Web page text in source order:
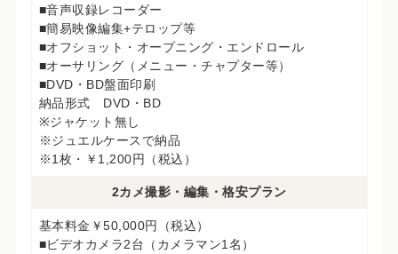
■音声収録レコーダー
■簡易映像編集+テロップ等
■オフショット・オープニング・エンドロール
■オーサリング（メニュー・チャプター等）
■DVD・BD盤面印刷
納品形式 DVD・BD
※ジャケット無し
※ジュエルケースで納品
※1枚・￥1,200円（税込）
2カメ撮影・編集・格安プラン
基本料金￥50,000円（税込）
■ビデオカメラ2台（カメラマン1名）